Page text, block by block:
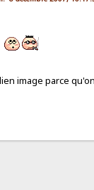
image parce